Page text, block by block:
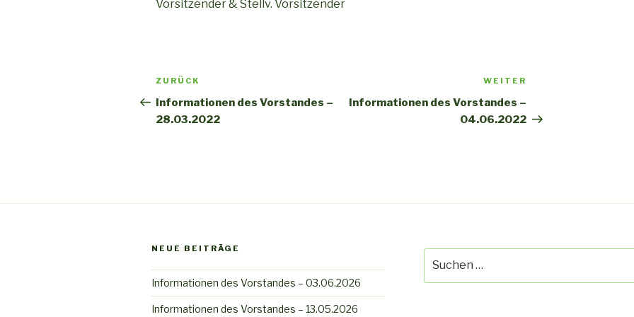
Vorsitzender & Stellv. Vorsitzender
Beitrags-
Navigation
Vorheriger
Beitrag
ZURÜCK
Informationen des Vorstandes –
28.03.2022
WEITER
Informationen des Vorstandes –
04.06.2022
NEUE BEITRÄGE
Informationen des Vorstandes – 03.06.2026
Informationen des Vorstandes – 13.05.2026
nach: